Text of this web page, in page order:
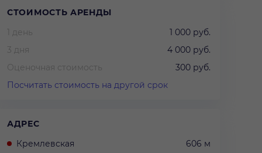
СТОИМОСТЬ АРЕНДЫ
1 день
1 000 руб.
3 дня
4 000 руб.
Оценочная стоимость
300 руб.
Посчитать стоимость на другой срок
АДРЕС
Кремлевская
606 м